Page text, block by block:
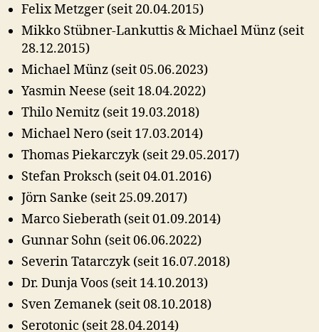
Felix Metzger (seit 20.04.2015)
Mikko Stübner-Lankuttis & Michael Münz (seit
28.12.2015)
Michael Münz (seit 05.06.2023)
Yasmin Neese (seit 18.04.2022)
Thilo Nemitz (seit 19.03.2018)
Michael Nero (seit 17.03.2014)
Thomas Piekarczyk (seit 29.05.2017)
Stefan Proksch (seit 04.01.2016)
Jörn Sanke (seit 25.09.2017)
Marco Sieberath (seit 01.09.2014)
Gunnar Sohn (seit 06.06.2022)
Severin Tatarczyk (seit 16.07.2018)
Dr. Dunja Voos (seit 14.10.2013)
Sven Zemanek (seit 08.10.2018)
Serotonic (seit 28.04.2014)